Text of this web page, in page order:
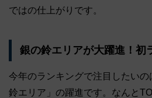
ではの仕上がりです。
銀の鈴エリアが大躍進！初
今年のランキングで注目したい
鈴エリア」の躍進です。なんと